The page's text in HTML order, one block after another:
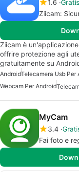
1.6 Gratis
Ziicam:
Ziicam è
offrire protezione agli
gratuitamente su
AndroidTelecamera Usb Per
Webcam Per Android
MyCam
3.4
Fai foto e